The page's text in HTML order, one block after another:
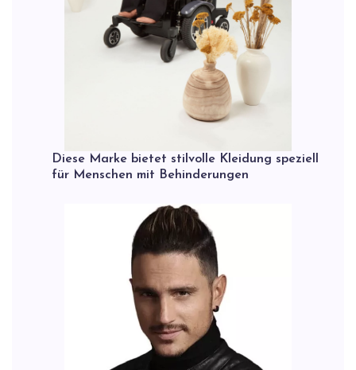
Diese Marke bietet stilvolle Kleidung speziell
für Menschen mit Behinderungen